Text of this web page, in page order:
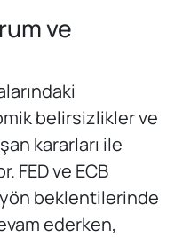
ve
belirsizlikler ve
kararları ile
FED ve ECB
yön beklentilerinde
ederken,